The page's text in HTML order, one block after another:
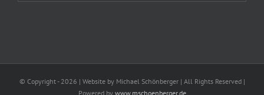
© Copyright - 2026 | Website by Michael Schönberger | All Rights Reserved |
Powered by www.mschoenberger.de